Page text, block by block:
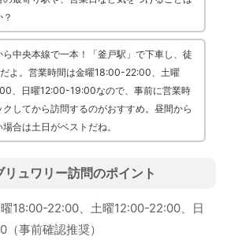
ら中央本線で一本！「釜戸駅」で下車し、徒
よ。営業時間は金曜18:00-22:00、土曜
、日曜12:00-19:00なので、事前に営業時
クしてから訪問するのがおすすめ。昼間から
合は土日がベストだね。
ュワリー訪問のポイント
18:00-22:00、土曜12:00-22:00、日
事前確認推奨）